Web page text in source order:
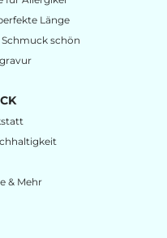
Länge
Schmuck schön
& Mehr